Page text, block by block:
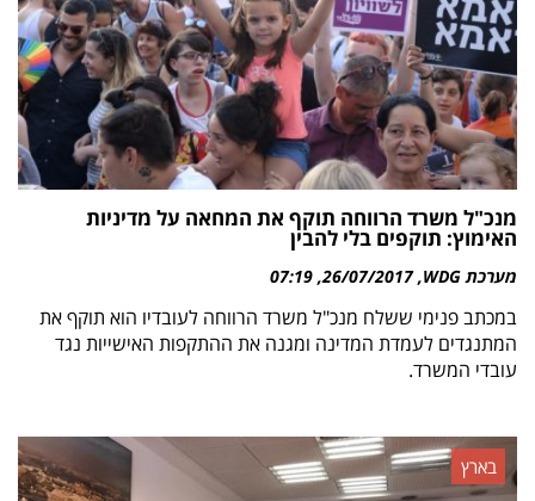
מנכ"ל משרד הרווחה תוקף את המחאה על מדיניות
האימוץ: תוקפים בלי להבין
מערכת WDG 26/07/2017
07:19
במכתב פנימי ששלח מנכ"ל משרד הרווחה לעובדיו הוא תוקף את
המתנגדים לעמדת המדינה ומגנה את ההתקפות האישייות נגד
עובדי המשרד.
בארץ